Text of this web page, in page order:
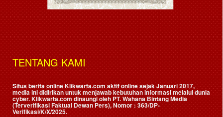
TENTANG KAMI
Situs berita online Klikwarta.com aktif online sejak Januari 2017,
media ini didirikan untuk menjawab kebutuhan informasi melalui dunia
cyber. Klikwarta.com dinaungi oleh PT. Wahana Bintang Media
(Terverifikasi Faktual Dewan Pers), Nomor : 363/DP-
Verifikasi/K/X/2025.